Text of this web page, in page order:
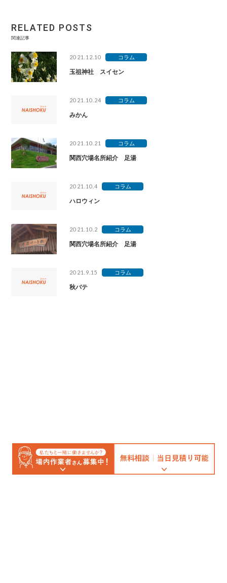
RELATED POSTS
関連記事
2021.12.10 コラム
玉祖神社 スイセン
2021.10.24 コラム
みかん
2021.10.21 コラム
関西穴場名所紹介 足湯
2021.10.4 コラム
ハロウィン
2021.10.2 コラム
関西穴場名所紹介 足湯
2021.9.15 コラム
秋バテ